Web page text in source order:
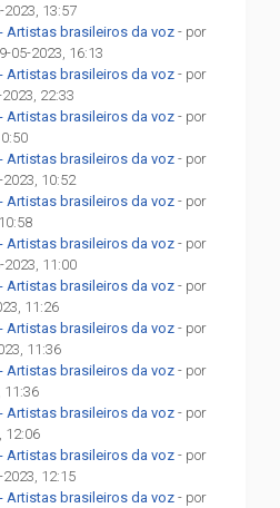
2023, 13:57
Artistas brasileiros da voz - por
05-2023, 16:13
Artistas brasileiros da voz - por
22:33
Artistas brasileiros da voz - por
Artistas brasileiros da voz - por
2023, 10:52
Artistas brasileiros da voz - por
Artistas brasileiros da voz - por
2023, 11:00
Artistas brasileiros da voz - por
11:26
Artistas brasileiros da voz - por
11:36
Artistas brasileiros da voz - por
11:36
Artistas brasileiros da voz - por
12:06
Artistas brasileiros da voz - por
12:15
Artistas brasileiros da voz - por